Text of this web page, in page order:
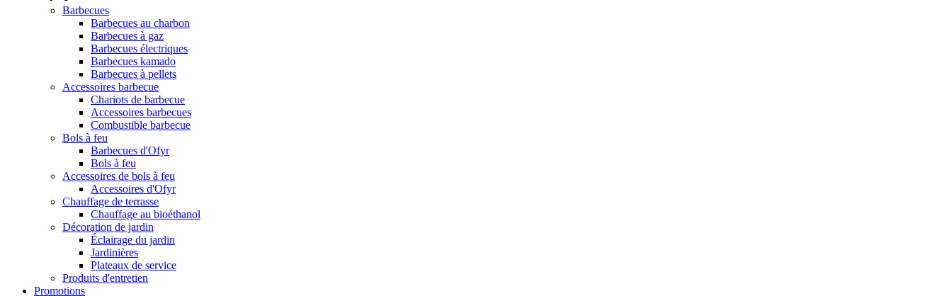
Barbecues
Barbecues au charbon
Barbecues à gaz
Barbecues électriques
Barbecues kamado
Barbecues à pellets
Accessoires barbecue
Chariots de barbecue
Accessoires barbecues
Combustible barbecue
Bols à feu
Barbecues d'Ofyr
Bols à feu
Accessoires de bols à feu
Accessoires d'Ofyr
Chauffage de terrasse
Chauffage au bioéthanol
Décoration de jardin
Éclairage du jardin
Jardinières
Plateaux de service
Produits d'entretien
Promotions